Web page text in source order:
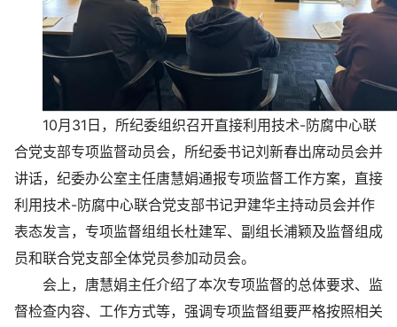
10月31日，所纪委组织召开直接利用技术-防腐中心联
合党支部专项监督动员会，所纪委书记刘新春出席动员会并
讲话，纪委办公室主任唐慧娟通报专项监督工作方案，直接
利用技术-防腐中心联合党支部书记尹建华主持动员会并作
表态发言，专项监督组组长杜建军、副组长浦颖及监督组成
员和联合党支部全体党员参加动员会。
会上，唐慧娟主任介绍了本次专项监督的总体要求、监
督检查内容、工作方式等，强调专项监督组要严格按照相关